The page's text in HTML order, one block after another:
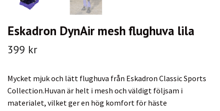
Eskadron DynAir mesh flughuva lila
399 kr
Mycket mjuk och lätt flughuva från Eskadron Classic Sports
Collection.Huvan är helt i mesh och väldigt följsam i
materialet, vilket ger en hög komfort för häste